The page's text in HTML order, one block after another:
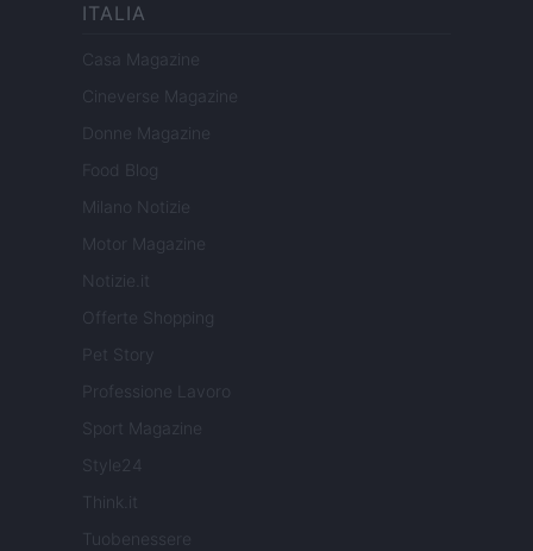
ITALIA
Casa Magazine
Cineverse Magazine
Donne Magazine
Food Blog
Milano Notizie
Motor Magazine
Notizie.it
Offerte Shopping
Pet Story
Professione Lavoro
Sport Magazine
Style24
Think.it
Tuobenessere